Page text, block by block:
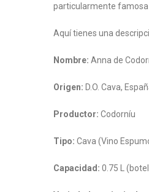
particularmente famosa
Aquí tienes una
Nombre: Anna de
Origen: D.O. Cava,
Productor: Codorníu
Tipo: Cava (Vino
Capacidad: 0.75 L